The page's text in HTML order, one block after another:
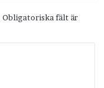
Obligatoriska fält är